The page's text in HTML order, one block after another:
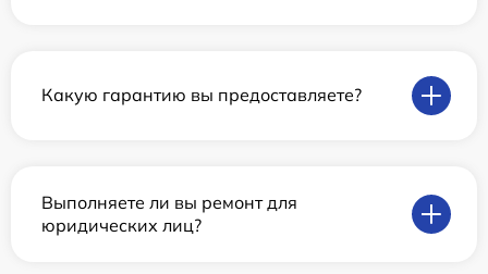
Какую гарантию вы предоставляете?
Выполняете ли вы ремонт для
юридических лиц?